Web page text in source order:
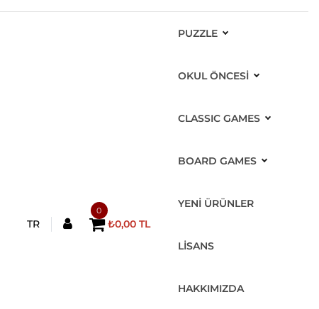
TR
0
₺0,00 TL
PUZZLE
OKUL ÖNCESİ
CLASSIC GAMES
BOARD GAMES
YENİ ÜRÜNLER
LİSANS
HAKKIMIZDA